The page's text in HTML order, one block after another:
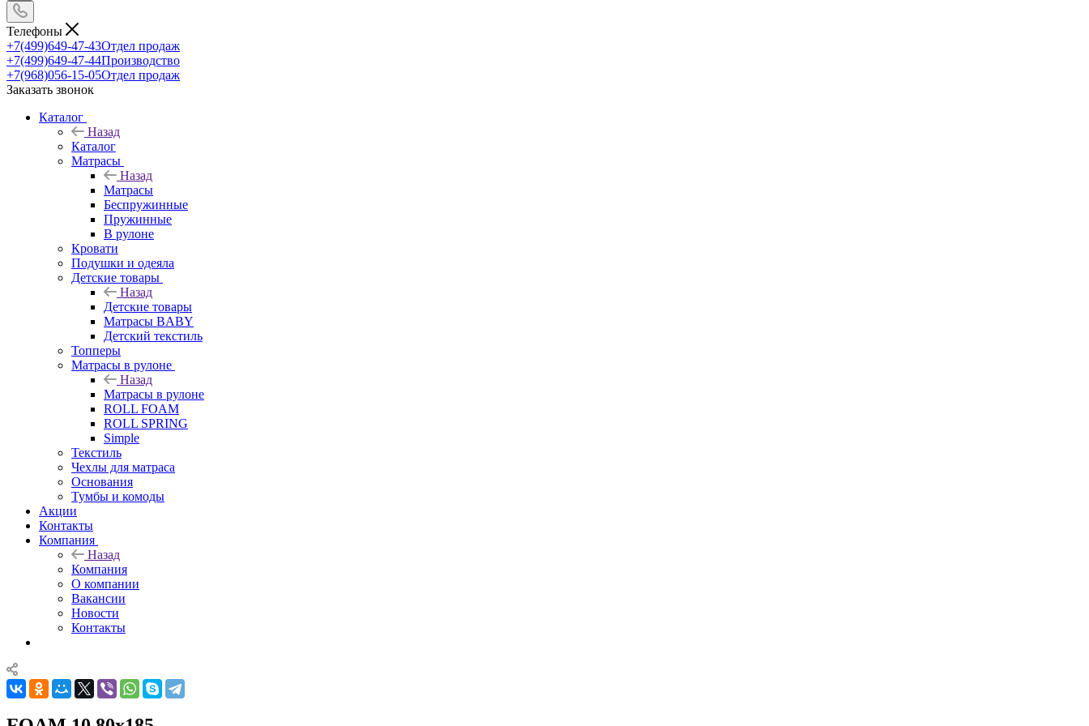
Телефоны
+7(499)649-47-43Отдел продаж
+7(499)649-47-44Производство
+7(968)056-15-05Отдел продаж
Заказать звонок
Каталог
Назад
Каталог
Матрасы
Назад
Матрасы
Беспружинные
Пружинные
В рулоне
Кровати
Подушки и одеяла
Детские товары
Назад
Детские товары
Матрасы BABY
Детский текстиль
Топперы
Матрасы в рулоне
Назад
Матрасы в рулоне
ROLL FOAM
ROLL SPRING
Simple
Текстиль
Чехлы для матраса
Основания
Тумбы и комоды
Акции
Контакты
Компания
Назад
Компания
О компании
Вакансии
Новости
Контакты